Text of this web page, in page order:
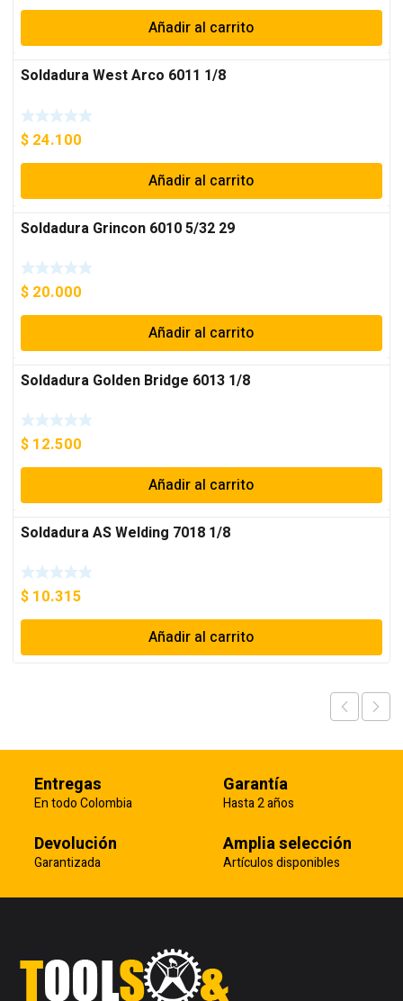
Añadir al carrito
Soldadura West Arco 6011 1/8
$ 24.100
Añadir al carrito
Soldadura Grincon 6010 5/32 29
$ 20.000
Añadir al carrito
Soldadura Golden Bridge 6013 1/8
$ 12.500
Añadir al carrito
Soldadura AS Welding 7018 1/8
$ 10.315
Añadir al carrito
Entregas
En todo Colombia
Garantía
Hasta 2 años
Devolución
Garantizada
Amplia selección
Artículos disponibles